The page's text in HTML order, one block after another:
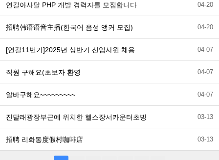
연길아사달 PHP 개발 경력자를 모집합니다 04-20
招聘韩语语音主播(한국어 음성 앵커 모집) 04-20
[연길11번가]2025년 상반기 신입사원 채용 04-07
직원 구해요(초보자 환영 04-07
알바구해요~~~~~~~~~ 04-07
진달래광장부근에 위치한 헬스장서카운터초빙 03-13
招聘 리화동度假村咖啡店 03-13